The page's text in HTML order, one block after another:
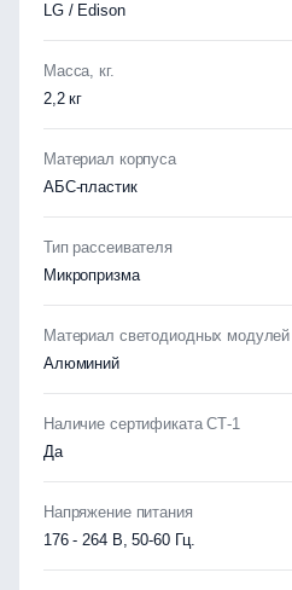
LG / Edison
Масса, кг.
2,2 кг
Материал корпуса
АБС-пластик
Тип рассеивателя
Микропризма
Материал светодиодных модулей
Алюминий
Наличие сертификата СТ-1
Да
Напряжение питания
176 - 264 В, 50-60 Гц.